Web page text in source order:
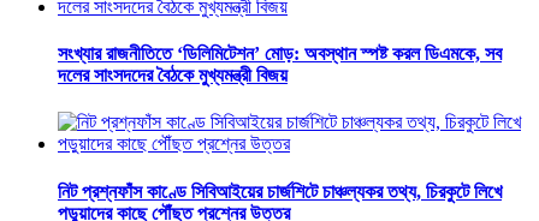
সংখ্যার রাজনীতিতে ‘ডিলিমিটেশন’ মোড়: অবস্থান স্পষ্ট করল ডিএমকে, সব
দলের সাংসদদের বৈঠকে মুখ্যমন্ত্রী বিজয়
নিট প্রশ্নফাঁস কাণ্ডে সিবিআইয়ের চার্জশিটে চাঞ্চল্যকর তথ্য, চিরকুটে লিখে
পড়ুয়াদের কাছে পৌঁছত প্রশ্নের উত্তর